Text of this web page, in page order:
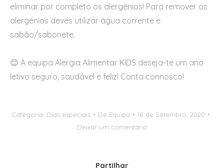
eliminar por completo os alergénios! Para remover os
alergénios deves utilizar água corrente e
sabão/sabonete.
😊 A equipa Alergia Alimentar KIDS deseja-te um ano
letivo seguro, saudável e feliz! Conta connosco!
Categoria: Dias especiais De Equipa
18 de Setembro, 2020
Deixar um comentário
Partilhar